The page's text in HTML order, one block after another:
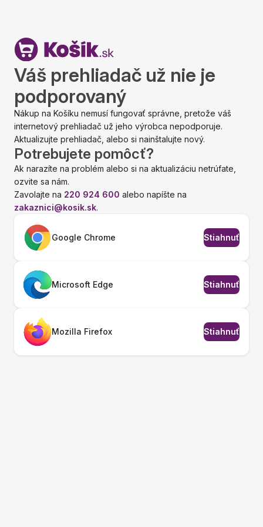
Váš prehliadač už nie je
podporovaný
Nákup na Košíku nemusí fungovať správne, pretože váš
internetový prehliadač už jeho výrobca nepodporuje.
Aktualizujte prehliadač, alebo si nainštalujte nový.
Potrebujete pomôcť?
Ak narazíte na problém alebo si na aktualizáciu netrúfate,
ozvite sa nám.
Zavolajte na 220 924 600 alebo napíšte na
zakaznici@kosik.sk.
Google Chrome Stiahnuť
Microsoft Edge Stiahnuť
Mozilla Firefox Stiahnuť